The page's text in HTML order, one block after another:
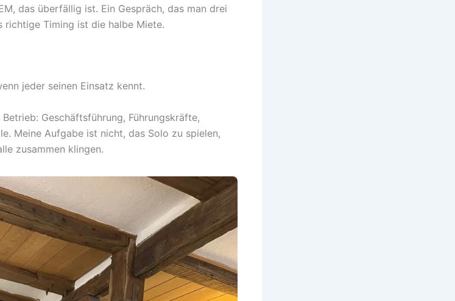
das überfällig ist. Ein Gespräch, das man drei
richtige Timing ist die halbe Miete.
jeder seinen Einsatz kennt.
Geschäftsführung, Führungskräfte,
Meine Aufgabe ist nicht, das Solo zu spielen,
zusammen klingen.